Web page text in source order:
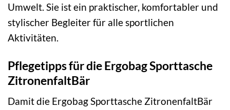
Umwelt. Sie ist ein praktischer, komfortabler und
stylischer Begleiter für alle sportlichen
Aktivitäten.
Pflegetipps für die Ergobag Sporttasche
ZitronenfaltBär
Damit die Ergobag Sporttasche ZitronenfaltBär